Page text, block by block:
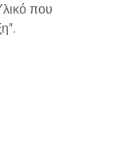
που